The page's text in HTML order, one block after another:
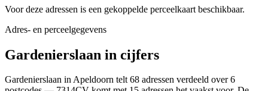
Voor deze adressen is een gekoppelde perceelkaart beschikbaar.
Adres- en perceelgegevens
Gardenierslaan in cijfers
Gardenierslaan in Apeldoorn telt 68 adressen verdeeld over 6